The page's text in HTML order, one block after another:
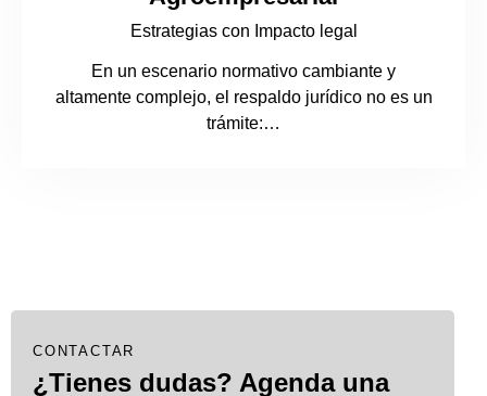
Estrategias con Impacto legal
En un escenario normativo cambiante y
altamente complejo, el respaldo jurídico no es un
trámite:…
CONTACTAR
¿Tienes dudas? Agenda una